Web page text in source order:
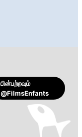
பின்பற்றவும்
@FilmsEnfants